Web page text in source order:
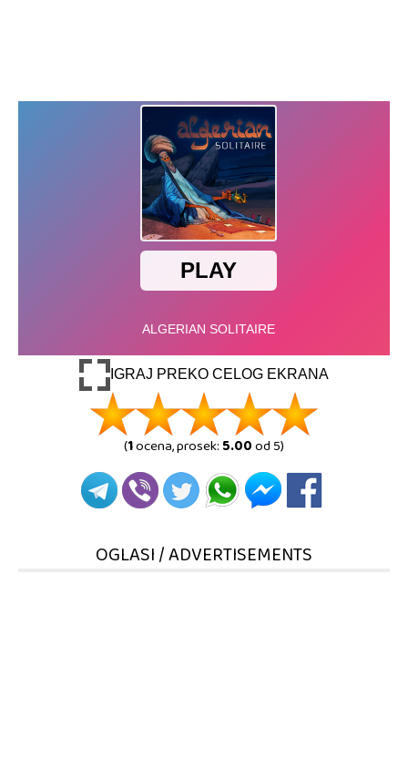
IGRAJ PREKO CELOG EKRANA
(1ocena, prosek:5.00od 5)
OGLASI / ADVERTISEMENTS